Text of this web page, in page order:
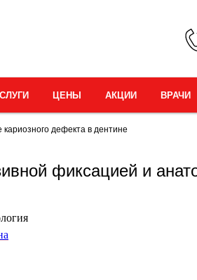
ЦЕНЫ АКЦИИ ВРАЧИ
кариозного дефекта в дентине
фиксацией и